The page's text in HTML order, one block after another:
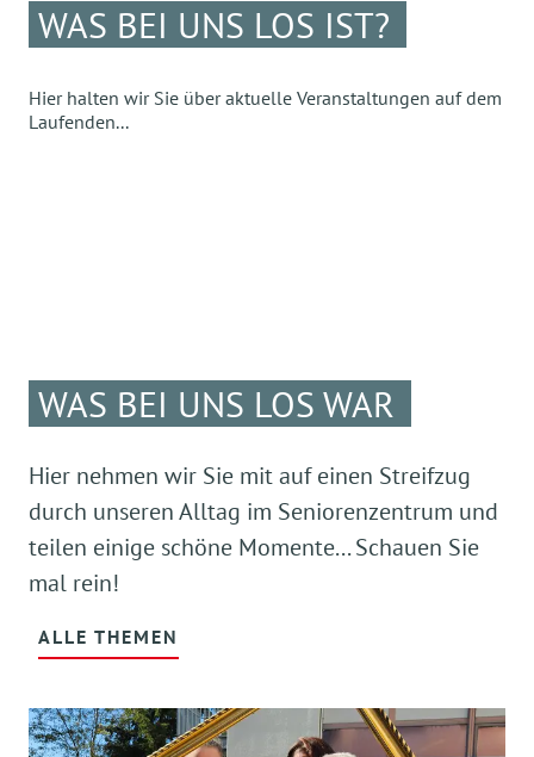
WAS BEI UNS LOS IST?
Hier halten wir Sie über aktuelle Veranstaltungen auf dem
Laufenden...
WAS BEI UNS LOS WAR
Hier nehmen wir Sie mit auf einen Streifzug
durch unseren Alltag im Seniorenzentrum und
teilen einige schöne Momente... Schauen Sie
mal rein!
ALLE THEMEN